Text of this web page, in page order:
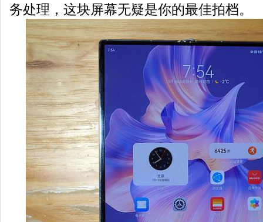
务处理，这块屏幕无疑是你的最佳拍档。